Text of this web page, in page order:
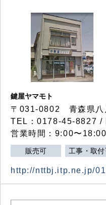
鍵屋ヤマモト
〒031-0802 青森県八
TEL：0178-45-8827 /
営業時間：9:00〜
販売可 工事・取
http://nttbj.itp.ne.jp/